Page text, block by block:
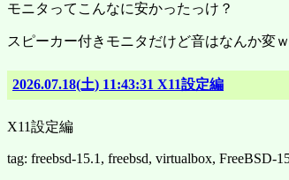
モニタってこんなに安かったっけ？
スピーカー付きモニタだけど音はなんか変ｗ
2026.07.18(土) 11:43:31 X11設定編
X11設定編
tag: freebsd-15.1, freebsd, virtualbox, FreeBSD-